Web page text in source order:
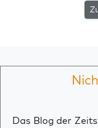
Das Blog der